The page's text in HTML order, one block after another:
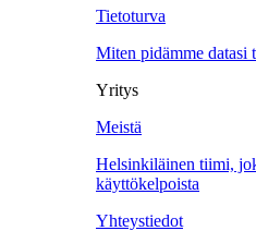
Tietoturva
Miten pidämme datasi
Yritys
Meistä
Helsinkiläinen tiimi,
käyttökelpoista
Yhteystiedot